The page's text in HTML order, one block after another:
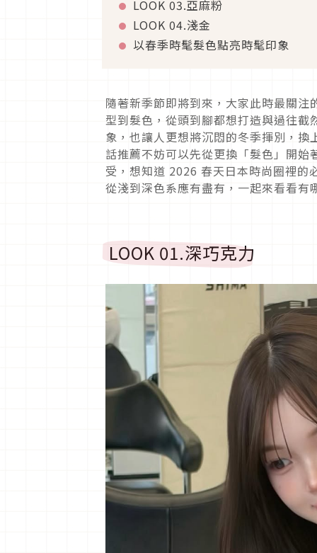
LOOK 03.亞麻粉
LOOK 04.淺金
以春季時髦髮色點亮時髦印象
隨著新季節即將到來，大家此時最關
型到髮色，從頭到腳都想打造與過往
象，也讓人更想將沉悶的冬季揮別，
話推薦不妨可以先從更換「髮色」開
受，想知道 2026 春天日本時尚圈裡的
從淺到深色系應有盡有，一起來看看有
LOOK 01.深巧克力